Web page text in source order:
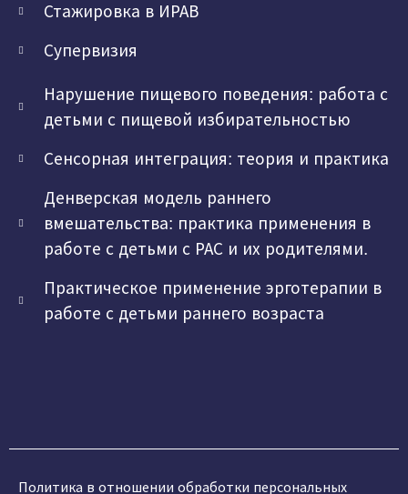
Стажировка в ИРАВ
Супервизия
Нарушение пищевого поведения: работа с
детьми с пищевой избирательностью
Сенсорная интеграция: теория и практика
Денверская модель раннего
вмешательства: практика применения в
работе с детьми с РАС и их родителями.
Практическое применение эрготерапии в
работе с детьми раннего возраста
Политика в отношении обработки персональных